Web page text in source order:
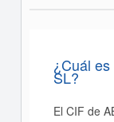
¿Cuál
SL?
El CIF de